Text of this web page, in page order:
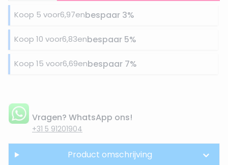
Koop 5 voor6,97enbespaar 3%
Koop 10 voor6,83enbespaar 5%
Koop 15 voor6,69enbespaar 7%
Vragen? WhatsApp ons!
+31 5 91201904
Product omschrijving